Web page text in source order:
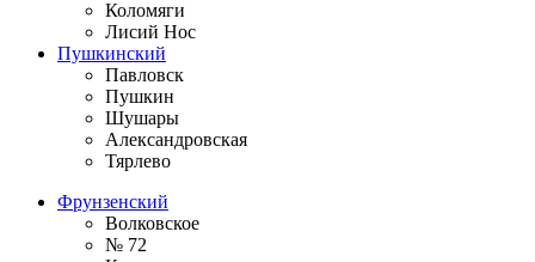
Коломяги
Лисий Нос
Пушкинский
Павловск
Пушкин
Шушары
Александровская
Тярлево
Фрунзенский
Волковское
№ 72